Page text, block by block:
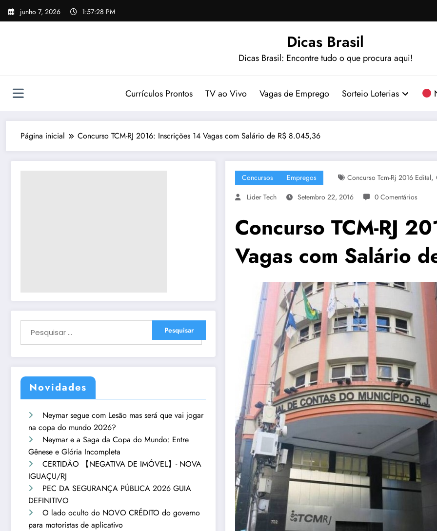
Pular
para
junho 7, 2026 1:57:30 PM
Dicas Brasil
Dicas Brasil: Encontre tudo o que procura aqui!
Currículos Prontos TV ao Vivo Vagas de Emprego Sorteio Loterias
Página inicial Concurso TCM-RJ 2016: Inscrições 14 Vagas com Salário de R$ 8.045,36
Novidades
Neymar segue com Lesão mas será que vai jogar
na copa do mundo 2026?
Neymar e a Saga da Copa do Mundo: Entre
Gênese e Glória Incompleta
CERTIDÃO 【NEGATIVA DE IMÓVEL】- NOVA
IGUAÇU/RJ
PEC DA SEGURANÇA PÚBLICA 2026 GUIA
DEFINITIVO
O lado oculto do NOVO CRÉDITO do governo
para motoristas de aplicativo
Concursos Empregos Concurso Tcm-Rj 2016 Edital,
Lider Tech
Setembro 22, 2016 0 Comentários
Concurso TCM-RJ
Vagas com Salário